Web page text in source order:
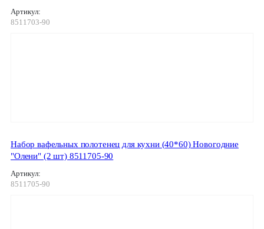
Артикул:
8511703-90
Набор вафельных полотенец для кухни (40*60) Новогодние
"Олени" (2 шт) 8511705-90
Артикул:
8511705-90